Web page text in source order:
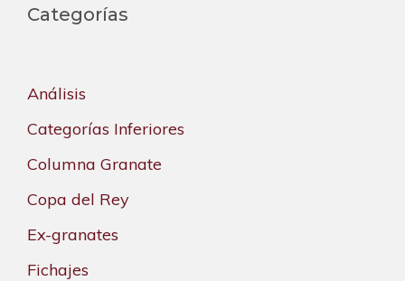
Categorías
Análisis
Categorías Inferiores
Columna Granate
Copa del Rey
Ex-granates
Fichajes